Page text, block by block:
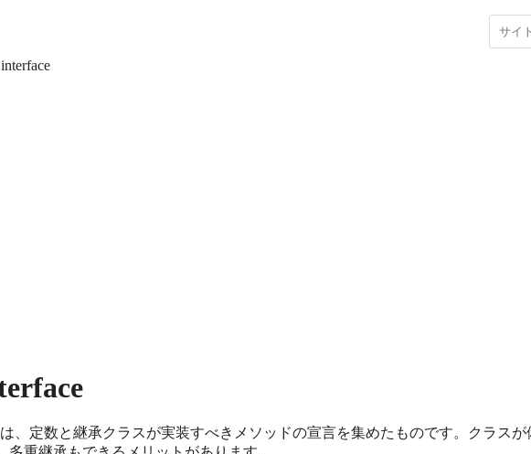
は、定数と継承クラスが実装すべきメソッドの宣言を集めたものです。クラス